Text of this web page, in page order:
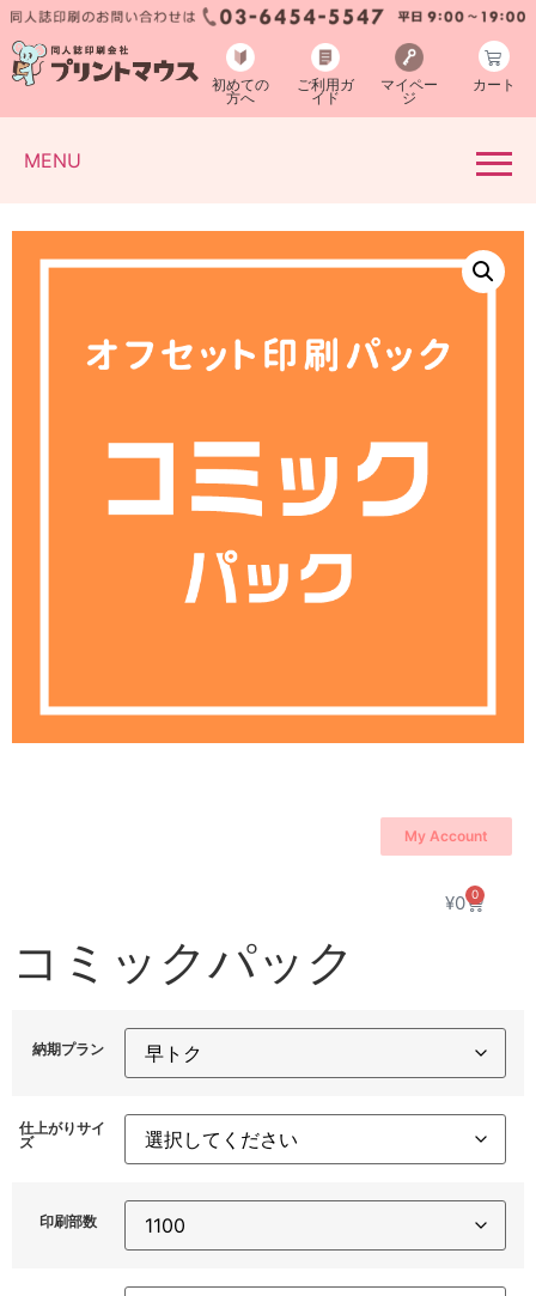
初めての
方へ
ご利用ガ
イド
マイペー
ジ
カート
MENU
My Account
¥0 0
コミックパック
納期プラン
仕上がりサイ
ズ
印刷部数